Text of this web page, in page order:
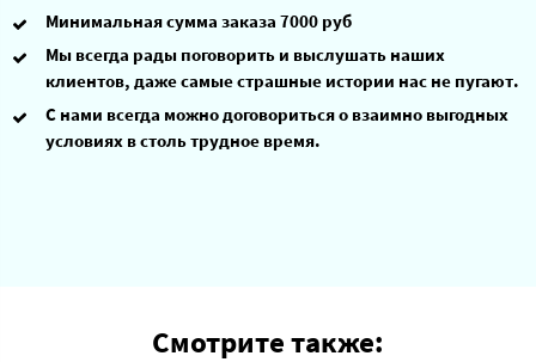
Минимальная сумма заказа 7000 руб
Мы всегда рады поговорить и выслушать наших
клиентов, даже самые страшные истории нас не пугают.
С нами всегда можно договориться о взаимно выгодных
условиях в столь трудное время.
Смотрите также: